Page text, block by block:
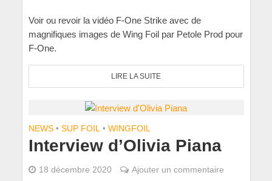
Voir ou revoir la vidéo F-One Strike avec de
magnifiques images de Wing Foil par Petole Prod pour
F-One.
LIRE LA SUITE
NEWS • SUP FOIL • WINGFOIL
Interview d’Olivia Piana
18 décembre 2020
Ajouter un commentaire